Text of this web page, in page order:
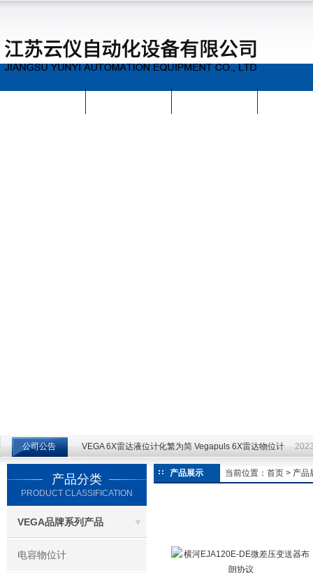
公司公告 VEGA 6X雷达液位计化繁为简 Vegapuls 6X雷达物位计
产品分类
PRODUCT CLASSIFICATION
VEGA品牌系列产品
电容物位计
产品展示 当前位置： 首页 > 产品